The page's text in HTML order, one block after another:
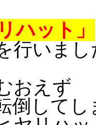
ハット」
行いまし
おえず
倒してし